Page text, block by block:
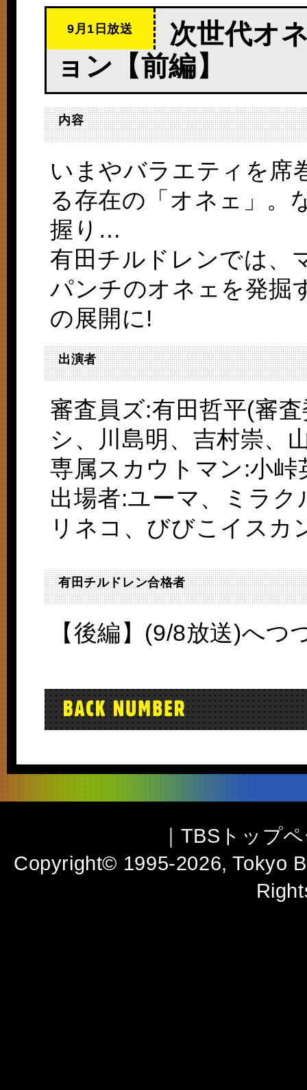
9月1日放送
次世代オ
ョン【前編】
内容
いまやバラエティを席
る存在の「オネェ」。
握り…
有田チルドレンでは、
パンチのオネェを発掘
の展開に!
出演者
審査員ズ:有田哲平(審
シ、川島明、吉村崇、
専属スカウトマン:小峠
出場者:ユーマ、ミラ
リネコ、びびこイスカ
有田チルドレン合格者
【後編】(9/8放送)へつ
｜ TBSトップ
Copyright© 1995-2026, Tokyo